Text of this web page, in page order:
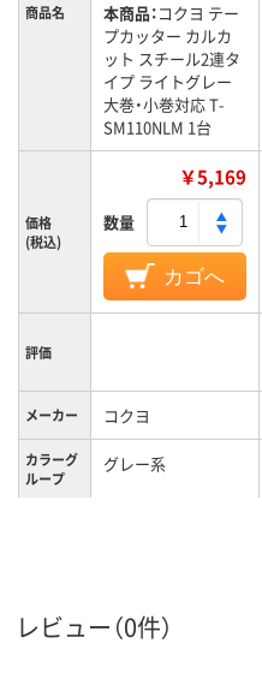
商品名 本商品：コクヨ テー
プカッター カルカ
ット スチール2連タ
イプ ライトグレー
大巻・小巻対応 T-
SM110NLM 1台
価格
(税込)
￥5,169
数量
カゴへ
評価
メーカー コクヨ
カラーグ
ループ
グレー系
レビュー（0件）